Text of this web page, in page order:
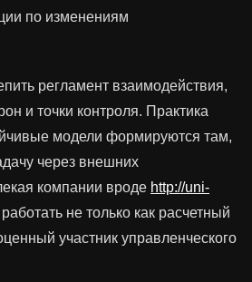
по изменениям
регламент взаимодействия,
и точки контроля. Практика
модели формируются там,
через внешних
компании вроде http://uni-
не только как расчетный
участник управленческого